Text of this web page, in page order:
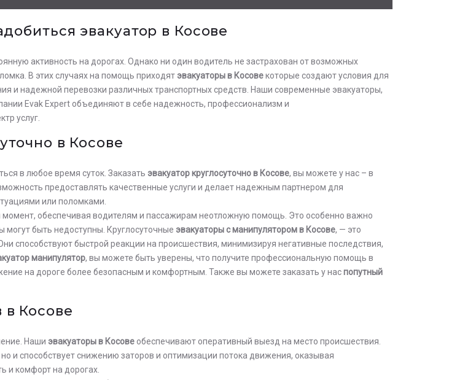
эвакуатор в Косове
активность на дорогах. Однако ни один водитель не застрахован от возможных
В этих случаях на помощь приходят эвакуаторы в Косовекоторые создают условия для
и надежной перевозки различных транспортных средств. Наши современные эвакуаторы,
Evak Expert объединяют в себе надежность, профессионализм и
услуг.
в Косове
в любое время суток. Заказать эвакуатор круглосуточно в Косове, вы можете у нас – в
предоставлять качественные услуги и делает надежным партнером для
или поломками.
обеспечивая водителям и пассажирам неотложную помощь. Это особенно важно
быть недоступны. Круглосуточные эвакуаторы с манипулятором в Косове, — это
способствуют быстрой реакции на происшествия, минимизируя негативные последствия,
манипулятор, вы можете быть уверены, что получите профессиональную помощь в
на дороге более безопасным и комфортным. Также вы можете заказать у наспопутный
в Косове
Наши эвакуаторы в Косовеобеспечивают оперативный выезд на место происшествия.
и способствует снижению заторов и оптимизации потока движения, оказывая
и комфорт на дорогах.